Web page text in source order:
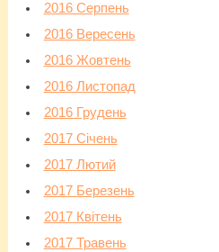
2016 Серпень
2016 Вересень
2016 Жовтень
2016 Листопад
2016 Грудень
2017 Січень
2017 Лютий
2017 Березень
2017 Квітень
2017 Травень